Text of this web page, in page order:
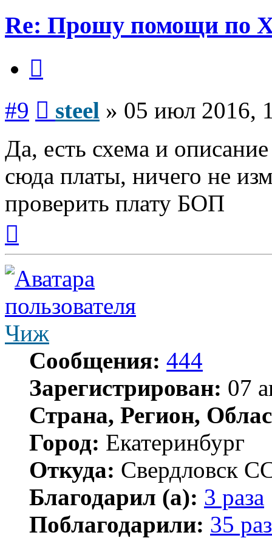
Re: Прошу помощи по
#9 steel » 05 июл 2016,
Да, есть схема и
сюда платы, ничего не
проверить плату БОП
началу
Чиж
Сообщения: 444
Зарегистрирован: 07
Страна, Регион,
Город: Екатеринбург
Откуда: Свердловск
Благодарил (а): 3 раза
Поблагодарили: 35 раз